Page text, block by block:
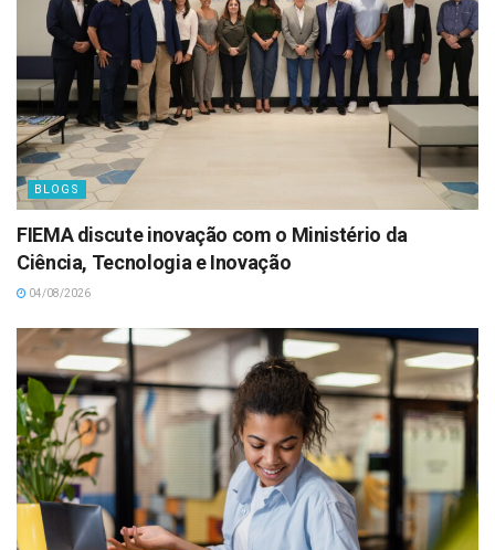
BLOGS
FIEMA discute inovação com o Ministério da
Ciência, Tecnologia e Inovação
04/08/2026